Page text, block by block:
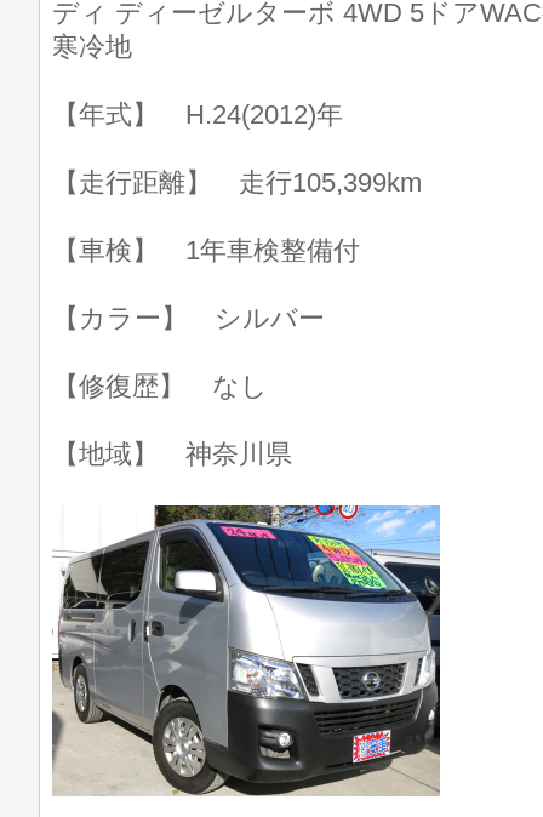
ディ ディーゼルターボ 4WD 5ドア
寒冷地
【年式】 H.24(2012)年
【走行距離】 走行105,399km
【車検】 1年車検整備付
【カラー】 シルバー
【修復歴】 なし
【地域】 神奈川県